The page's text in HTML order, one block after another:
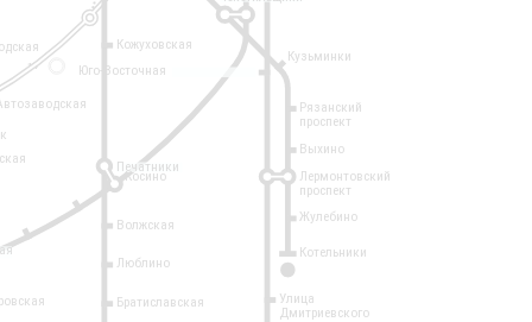
14
Кузьминки
Рязанский
проспект
Выхино
Лермонтовский
проспект
Жулебино
Котельники
Кожуховская
Печатники
Волжская
Люблино
Братиславская
Улица
Дмитриевского
Косино
Юго-Восточная